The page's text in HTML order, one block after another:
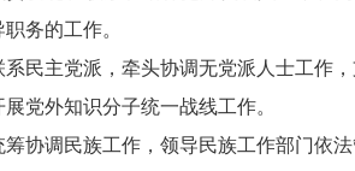
务的工作。
主党派，牵头协调无党派人士工作，
外知识分子统一战线工作。
调民族工作，领导民族工作部门依法